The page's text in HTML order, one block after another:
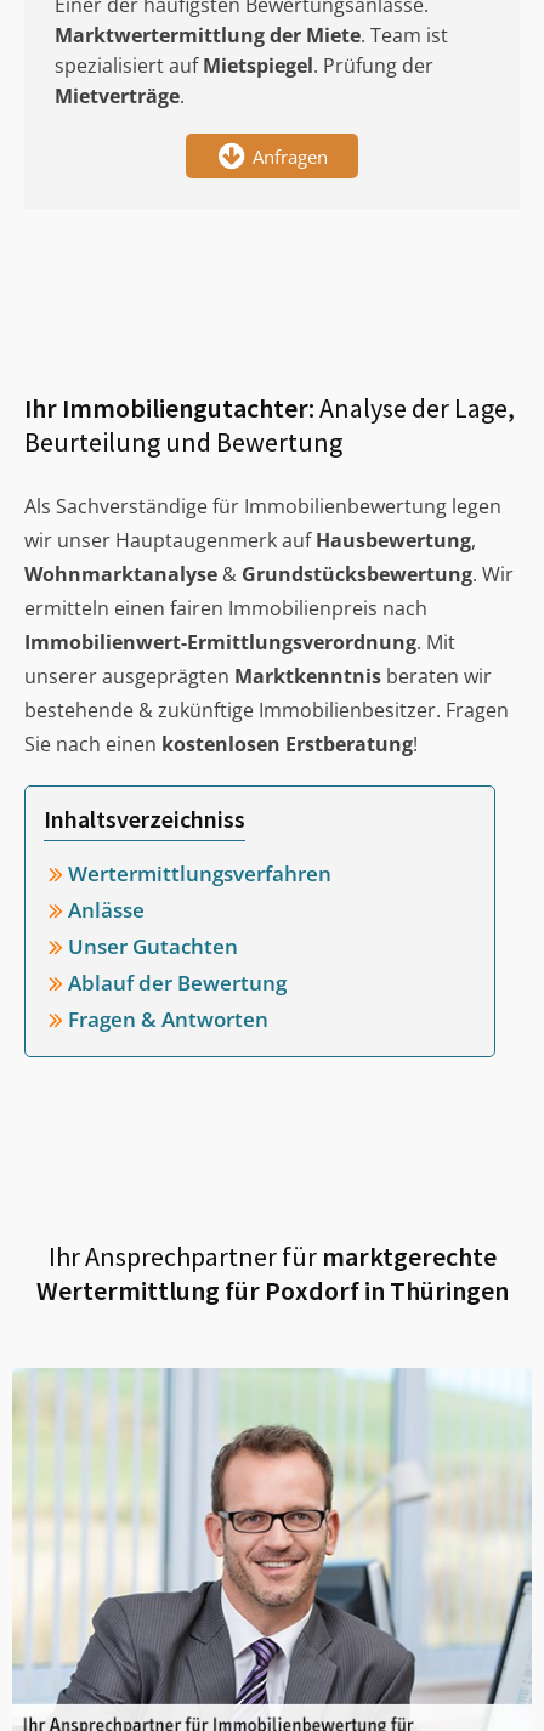
Marktwertermittlungder Miete. Team ist
spezialisiert aufMietspiegel. Prüfung der
Mietverträge.
Anfragen
Ihr Immobiliengutachter:Analyse der Lage,
Beurteilung und Bewertung
Als Sachverständige für Immobilienbewertung legen
wir unser Hauptaugenmerk aufHausbewertung,
Wohnmarktanalyse & Grundstücksbewertung. Wir
ermitteln einen fairen Immobilienpreis nach
Immobilienwert-Ermittlungsverordnung. Mit
unserer ausgeprägten Marktkenntnis beraten wir
bestehende & zukünftige Immobilienbesitzer. Fragen
Sie nach einen kostenlosen Erstberatung!
Inhaltsverzeichniss
Wertermittlungsverfahren
Anlässe
Unser Gutachten
Ablauf der Bewertung
Fragen & Antworten
Ihr Ansprechpartner fürmarktgerechte
Wertermittlung für Poxdorf in Thüringen